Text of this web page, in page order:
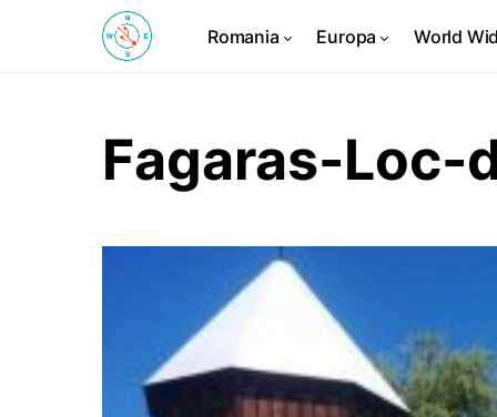
Romania Europa World
Fagaras-Loc-